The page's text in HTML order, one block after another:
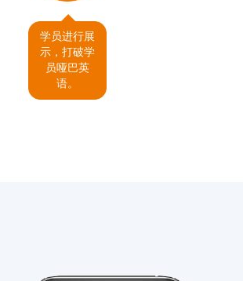
学员进行展
示，打破学
员哑巴英
语。